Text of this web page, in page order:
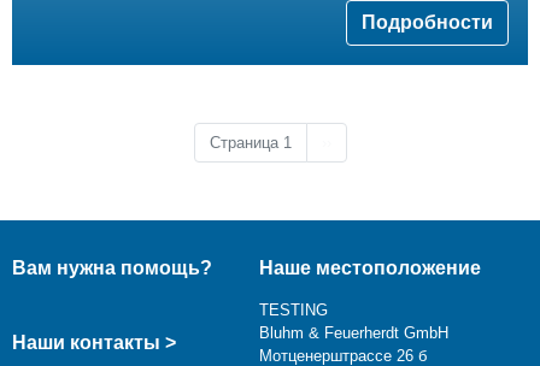
Подробности
Страница 1
Вам нужна помощь?
Наши контакты >
Наше местоположение
TESTING
Bluhm & Feuerherdt GmbH
Мотценерштрассе 26 б